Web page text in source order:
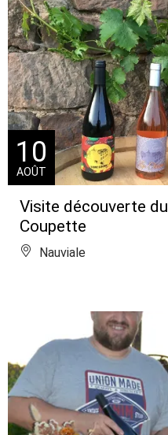
Visite découverte
Coupette
10
AOÛT
Nauviale